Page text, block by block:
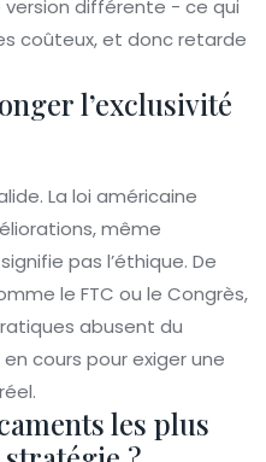
différente - ce qui
coûteux, et donc retarde
l’exclusivité
La loi américaine
même
pas l’éthique. De
le FTC ou le Congrès,
abusent du
cours pour exiger une
les plus